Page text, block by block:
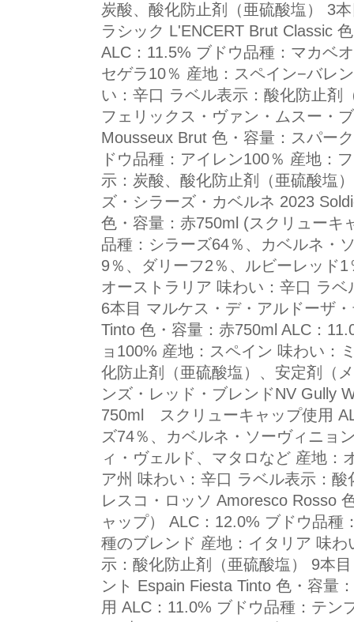
炭酸、酸化防止剤（亜硫酸塩） 3
ラシック L'ENCERT Brut Classic
ALC：11.5% ブドウ品種：マカベ
セゲラ10％ 産地：スペイン−バレ
い：辛口 ラベル表示：酸化防止剤
フェリックス・ヴァン・ムスー・
Mousseux Brut 色・容量：スパー
ドウ品種：アイレン100％ 産地：
示：炭酸、酸化防止剤（亜硫酸塩
ズ・シラーズ・カベルネ 2023
色・容量：赤750ml (スクリューキ
品種：シラーズ64％、カベルネ・
9％、ダリーフ2％、ルビーレッド
オーストラリア 味わい：辛口 ラ
6本目 マルケス・デ・アルドーザ
Tinto 色・容量：赤750ml ALC：
ョ100% 産地：スペイン 味わい：
化防止剤（亜硫酸塩）、安定剤（
ンズ・レッド・ブレンドNV Gully
750ml スクリューキャップ使用
ズ74％、カベルネ・ソーヴィニョ
ィ・ヴェルド、マタロなど 産地：
ア州 味わい：辛口 ラベル表示：
レスコ・ロッソ Amoresco Rosso
ャップ） ALC：12.0% ブドウ品種
種のブレンド 産地：イタリア 味
示：酸化防止剤（亜硫酸塩） 9本
ント Espain Fiesta Tinto 色・容
用 ALC：11.0% ブドウ品種：テン